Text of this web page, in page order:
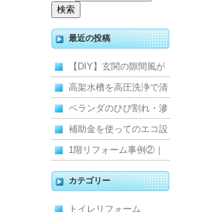
最近の投稿
【DIY】玄関の隙間風が
寒くて断熱ドアに交換し
ました
高架水槽を高圧洗浄で清
掃！衛生的な給水環境を
維持｜施工事例
ベランダのひび割れ・滲
みを解消！賃貸マンショ
ン防水工事
補助金を使ってのエコ設
備住宅リフォーム
1階リフォーム事例②｜
キッチン・床・収納を一
新し、扉新設で動線を整
カテゴリー
トイレリフォーム